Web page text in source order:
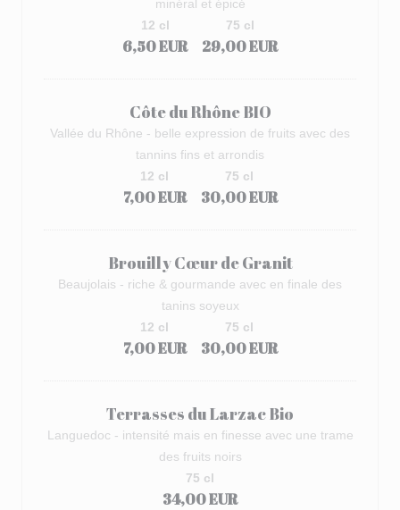
minéral et épicé
6,50 EUR
12 cl
29,00 EUR
75 cl
Côte du Rhône BIO
Vallée du Rhône - belle expression de fruits avec des
tannins fins et arrondis
7,00 EUR
12 cl
30,00 EUR
75 cl
Brouilly Cœur de Granit
Beaujolais - riche & gourmande avec en finale des
tanins soyeux
7,00 EUR
12 cl
30,00 EUR
75 cl
Terrasses du Larzac Bio
Languedoc - intensité mais en finesse avec une trame
des fruits noirs
34,00 EUR
75 cl